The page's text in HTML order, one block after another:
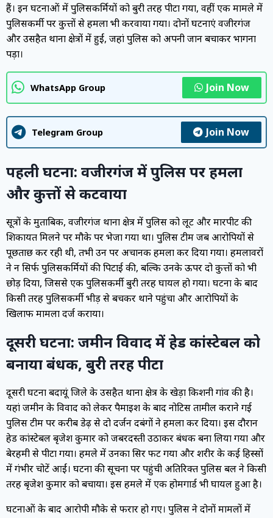
हैं। इन घटनाओं में पुलिसकर्मियों को बुरी तरह पीटा गया, वहीं एक मामले में
पुलिसकर्मी पर कुत्तों से हमला भी करवाया गया। दोनों घटनाएं वजीरगंज
और उसहैत थाना क्षेत्रों में हुईं, जहां पुलिस को अपनी जान बचाकर भागना
पड़ा।
WhatsApp Group Join Now
Telegram Group Join Now
पहली घटना: वजीरगंज में पुलिस पर हमला
और कुत्तों से कटवाया
सूत्रों के मुताबिक, वजीरगंज थाना क्षेत्र में पुलिस को लूट और मारपीट की
शिकायत मिलने पर मौके पर भेजा गया था। पुलिस टीम जब आरोपियों से
पूछताछ कर रही थी, तभी उन पर अचानक हमला कर दिया गया। हमलावरों
ने न सिर्फ पुलिसकर्मियों की पिटाई की, बल्कि उनके ऊपर दो कुत्तों को भी
छोड़ दिया, जिससे एक पुलिसकर्मी बुरी तरह घायल हो गया। घटना के बाद
किसी तरह पुलिसकर्मी भीड़ से बचकर थाने पहुंचा और आरोपियों के
खिलाफ मामला दर्ज कराया।
दूसरी घटना: जमीन विवाद में हेड कांस्टेबल को
बनाया बंधक, बुरी तरह पीटा
दूसरी घटना बदायूं जिले के उसहैत थाना क्षेत्र के खेड़ा किशनी गांव की है।
यहां जमीन के विवाद को लेकर पैमाइश के बाद नोटिस तामील कराने गई
पुलिस टीम पर करीब डेढ़ से दो दर्जन दबंगों ने हमला कर दिया। इस दौरान
हेड कांस्टेबल बृजेश कुमार को जबरदस्ती उठाकर बंधक बना लिया गया और
बेरहमी से पीटा गया। हमले में उनका सिर फट गया और शरीर के कई हिस्सों
में गंभीर चोटें आईं। घटना की सूचना पर पहुंची अतिरिक्त पुलिस बल ने किसी
तरह बृजेश कुमार को बचाया। इस हमले में एक होमगार्ड भी घायल हुआ है।
घटनाओं के बाद आरोपी मौके से फरार हो गए। पुलिस ने दोनों मामलों में